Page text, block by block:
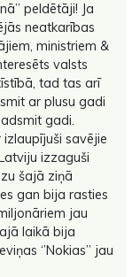
peldētāji! Ja
neatkarības
ministriem &
valsts
tad tas arī
ar plusu gadi
gadi.
savējie
izzaguši
šajā ziņā
gan bija rasties
jau
laikā bija
‘’Nokias’’ jau